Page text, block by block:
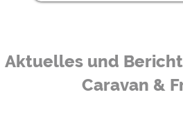
Aktuelles und
Caravan &